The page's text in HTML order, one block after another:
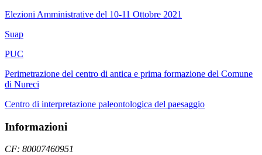
Elezioni Amministrative del 10-11 Ottobre 2021
Suap
PUC
Perimetrazione del centro di antica e prima formazione del Comune
di Nureci
Centro di interpretazione paleontologica del paesaggio
Informazioni
CF: 80007460951